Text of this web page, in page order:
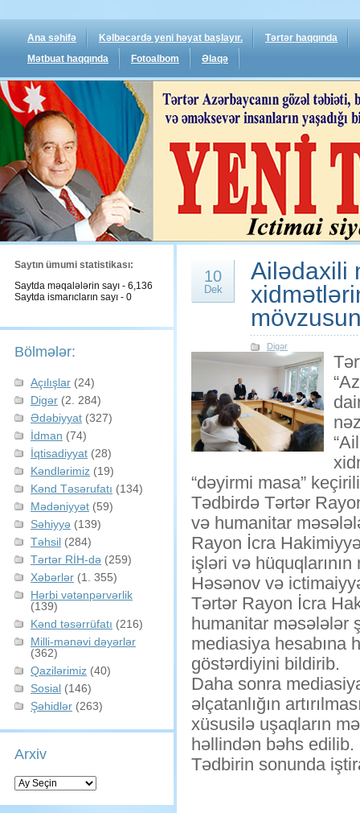
Ana səhifə Kəlbəcərdə yeni həyat başlayır.
Tərtər haqqında
Mətbuat haqqında
Fotoalbom Əlaqə
Saytın ümumi statistikası:
Saytda məqalələrin sayı - 6,136
Saytda ismarıcların sayı - 0
Bölmələr:
Açılışlar (24)
Digər (2. 284)
Ədəbiyyat (327)
İdman (74)
İqtisadiyyat (28)
Kəndlərimiz (19)
Kənd Təsərufatı (134)
Mədəniyyət (59)
Səhiyyə (139)
Təhsil (284)
Tərtər RİH-də (259)
Xəbərlər (1. 355)
Hərbi vətənpərvərlik
(139)
Kənd təsərrüfatı (216)
Milli-mənəvi dəyərlər
(362)
Qazilərimiz (40)
Sosial (146)
Şəhidlər (263)
Arxiv
Arxiv
10
Dek
Ailədaxili
Digər
“dəyirmi masa”
Tədbirdə Tərtər
və humanitar
Rayon İcra
işləri və
Həsənov və
Tərtər Rayon İcra
humanitar məsələlər
mediasiya hesabına
göstərdiyini bildirib.
Daha sonra
əlçatanlığın
xüsusilə uşaqların
həllindən bəhs edilib.
Tədbirin sonunda